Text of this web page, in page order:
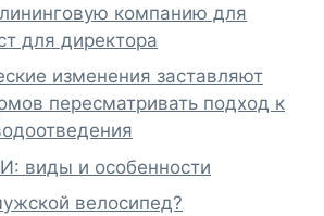
компанию для
для директора
изменения заставляют
пересматривать подход к
виды и особенности
велосипед?